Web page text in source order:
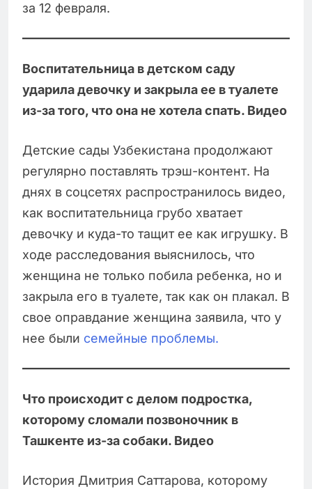
за 12 февраля.
Воспитательница в детском саду
ударила девочку и закрыла ее в туалете
из-за того, что она не хотела спать. Видео
Детские сады Узбекистана продолжают
регулярно поставлять трэш-контент. На
днях в соцсетях распространилось видео,
как воспитательница грубо хватает
девочку и куда-то тащит ее как игрушку. В
ходе расследования выяснилось, что
женщина не только побила ребенка, но и
закрыла его в туалете, так как он плакал. В
свое оправдание женщина заявила, что у
нее были семейные проблемы.
Что происходит с делом подростка,
которому сломали позвоночник в
Ташкенте из-за собаки. Видео
История Дмитрия Саттарова, которому